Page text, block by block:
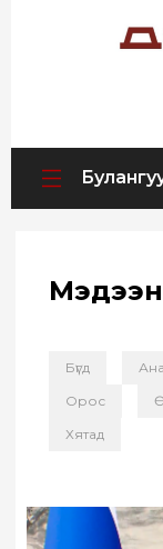
Бүгд
Орос
Хятад